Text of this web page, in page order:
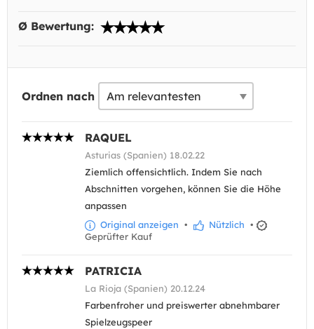
Ø Bewertung:
Ordnen nach
RAQUEL
Asturias (Spanien) 18.02.22
Ziemlich offensichtlich. Indem Sie nach
Abschnitten vorgehen, können Sie die Höhe
anpassen
Original anzeigen • Nützlich •
Geprüfter Kauf
PATRICIA
La Rioja (Spanien) 20.12.24
Farbenfroher und preiswerter abnehmbarer
Spielzeugspeer